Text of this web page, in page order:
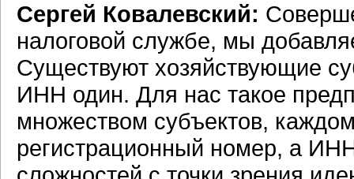
Сергей Ковалевский:
налоговой службе, мы
Существуют хозяйствующие
ИНН один. Для нас такое
множеством субъектов,
регистрационный номер, а